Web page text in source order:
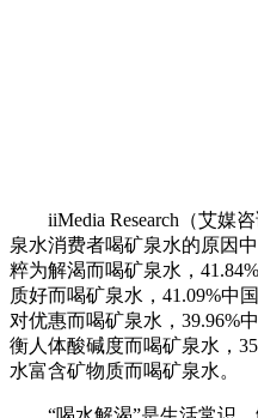
iiMedia Research（艾媒咨
泉水消费者喝矿泉水的原因
粹为解渴而喝矿泉水，
质好而喝矿泉水，41.09%中
对优惠而喝矿泉水，39.96%
衡人体酸碱度而喝矿泉水，
水富含矿物质而喝矿泉水。